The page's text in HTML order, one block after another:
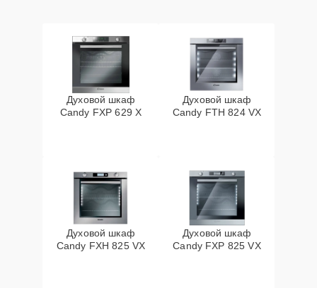
Духовой шкаф
Candy FXP 629 X
Духовой шкаф
Candy FTH 824 VX
Духовой шкаф
Candy FXH 825 VX
Духовой шкаф
Candy FXP 825 VX